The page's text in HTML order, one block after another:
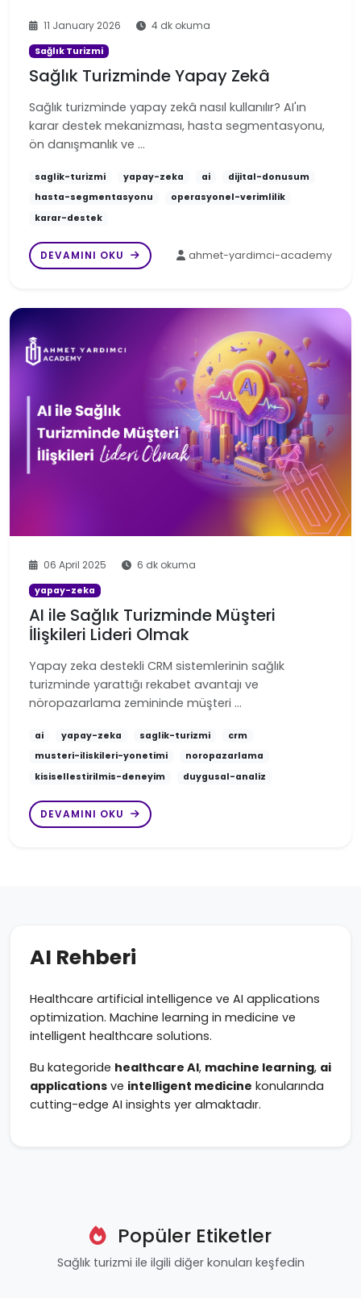
11 January 2026 4 dk okuma
Sağlık Turizmi
Sağlık Turizminde Yapay Zekâ
Sağlık turizminde yapay zekâ nasıl kullanılır? AI'ın
karar destek mekanizması, hasta segmentasyonu,
ön danışmanlık ve …
saglik-turizmi yapay-zeka ai
dijital-donusum
hasta-segmentasyonu
operasyonel-verimlilik
karar-destek
DEVAMINI OKU ahmet-yardimci-academy
06 April 2025 6 dk okuma
yapay-zeka
AI ile Sağlık Turizminde Müşteri
İlişkileri Lideri Olmak
Yapay zeka destekli CRM sistemlerinin sağlık
turizminde yarattığı rekabet avantajı ve
nöropazarlama zemininde müşteri …
ai yapay-zeka saglik-turizmi
crm
musteri-iliskileri-yonetimi
noropazarlama
kisisellestirilmis-deneyim
duygusal-analiz
DEVAMINI OKU
AI Rehberi
Healthcare artificial intelligence ve AI applications
optimization. Machine learning in medicine ve
intelligent healthcare solutions.
Bu kategoride healthcare AI, machine learning, ai
applications ve intelligent medicine konularında
cutting-edge AI insights yer almaktadır.
Popüler Etiketler
Sağlık turizmi ile ilgili diğer konuları keşfedin